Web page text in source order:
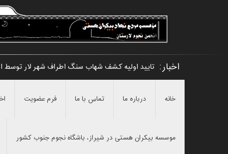
اخبار: تایید اولیه کشف شهاب سنگ اطراف شهر لار توسط
خانه درباره ما تماس با ما فرم عضویت
موسسه بیکران هستی در شیراز، باشگاه نجوم جنوب کشور